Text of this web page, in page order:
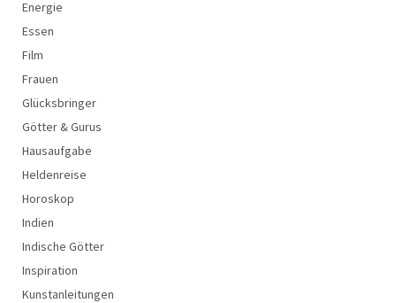
Energie
Essen
Film
Frauen
Glücksbringer
Götter & Gurus
Hausaufgabe
Heldenreise
Horoskop
Indien
Indische Götter
Inspiration
Kunstanleitungen